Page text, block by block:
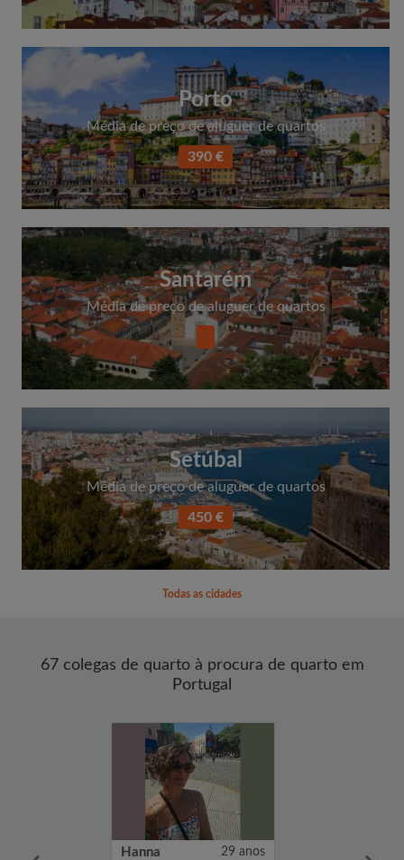
Porto
Média de preço de aluguer de quartos
390 €
Santarém
Média de preço de aluguer de quartos
Setúbal
Média de preço de aluguer de quartos
450 €
Todas as cidades
67 colegas de quarto à procura de quarto em
Portugal
Hanna 29 anos